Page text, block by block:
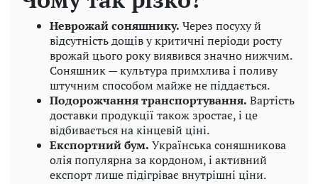
Неврожай соняшнику. Через посуху й
відсутність дощів у критичні періоди росту
врожай цього року виявився значно нижчим.
Соняшник — культура примхлива і поливу
штучним способом майже не піддається.
Подорожчання транспортування. Вартість
доставки продукції також зростає, і це
відбивається на кінцевій ціні.
Експортний бум. Українська соняшникова
олія популярна за кордоном, і активний
експорт лише підігріває внутрішні ціни.